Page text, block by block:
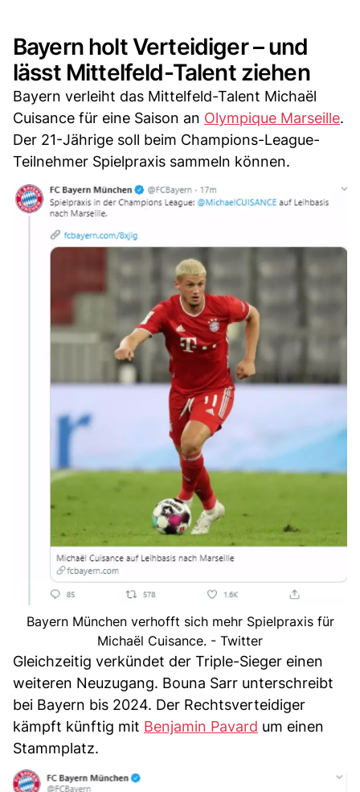
Bayern holt Verteidiger – und
lässt Mittelfeld-Talent ziehen
Bayern verleiht das Mittelfeld-Talent Michaël
Cuisance für eine Saison an Olympique Marseille.
Der 21-Jährige soll beim Champions-League-
Teilnehmer Spielpraxis sammeln können.
Bayern München verhofft sich mehr Spielpraxis für
Michaël Cuisance. - Twitter
Gleichzeitig verkündet der Triple-Sieger einen
weiteren Neuzugang. Bouna Sarr unterschreibt
bei Bayern bis 2024. Der Rechtsverteidiger
kämpft künftig mit Benjamin Pavard um einen
Stammplatz.